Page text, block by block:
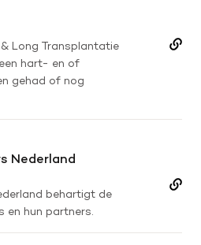
Long Transplantatie
hart- en of
gehad of nog
Nederland
behartigt de
en hun partners.